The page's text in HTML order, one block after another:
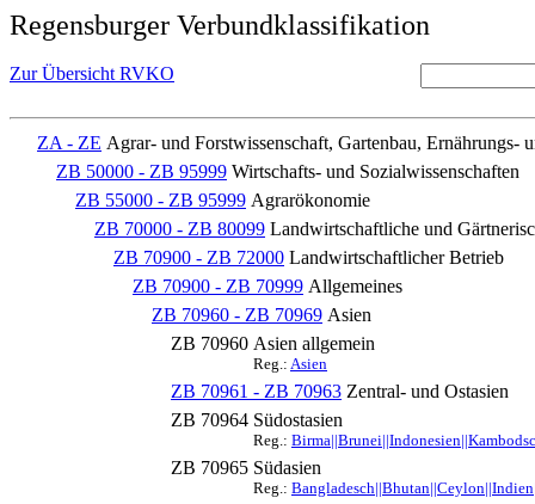
Regensburger Verbundklassifikation
Zur Übersicht RVKO
ZA - ZE Agrar- und Forstwissenschaft, Gartenbau, Ernährungs-
ZB 50000 - ZB 95999 Wirtschafts- und Sozialwissenschaften
ZB 55000 - ZB 95999 Agrarökonomie
ZB 70000 - ZB 80099 Landwirtschaftliche und
ZB 70900 - ZB 72000 Landwirtschaftlicher Betrieb
ZB 70900 - ZB 70999 Allgemeines
ZB 70960 - ZB 70969 Asien
ZB 70960 Asien allgemein
Reg.: Asien
ZB 70961 - ZB 70963 Zentral- und Ostasien
ZB 70964 Südostasien
Reg.:
ZB 70965 Südasien
Reg.: